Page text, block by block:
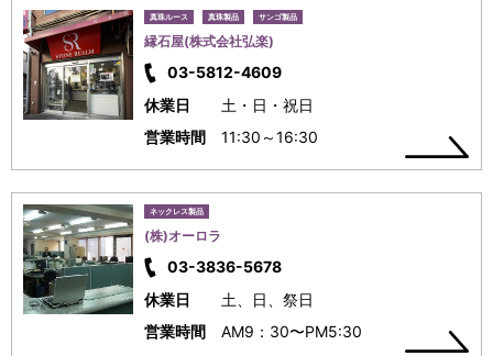
真珠ルース 真珠製品 サンゴ製品
縁石屋(株式会社弘楽)
03-5812-4609
休業日
土・日・祝日
営業時間
11:30～16:30
ネックレス製品
(株)オーロラ
03-3836-5678
休業日
土、日、祭日
営業時間
AM9：30〜PM5:30